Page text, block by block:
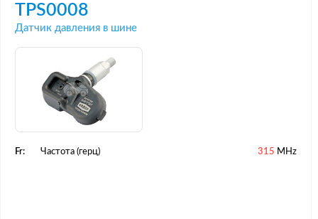
TPS0008
Датчик давления в шине
Fr: Частота (герц) 315 MHz